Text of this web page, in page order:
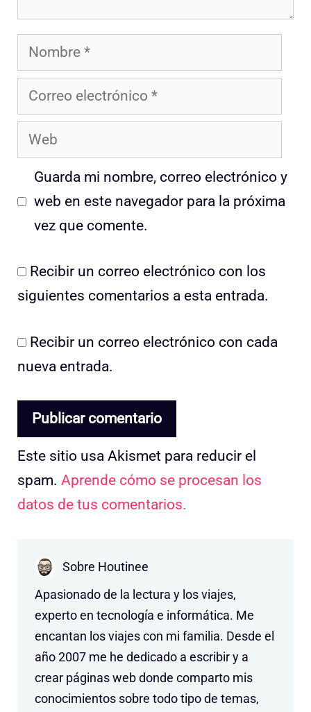
Nombre
Correo
electrónico
Web
Guarda mi nombre, correo electrónico y
web en este navegador para la próxima
vez que comente.
Recibir un correo electrónico con los
siguientes comentarios a esta entrada.
Recibir un correo electrónico con cada
nueva entrada.
Este sitio usa Akismet para reducir el
spam. Aprende cómo se procesan los
datos de tus comentarios.
Sobre Houtinee
Apasionado de la lectura y los viajes,
experto en tecnología e informática. Me
encantan los viajes con mi familia. Desde el
año 2007 me he dedicado a escribir y a
crear páginas web donde comparto mis
conocimientos sobre todo tipo de temas,